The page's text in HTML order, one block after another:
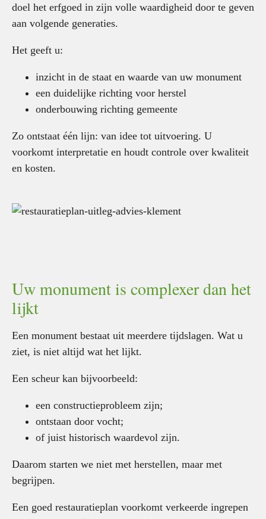
doel het erfgoed in zijn volle waardigheid door te geven
aan volgende generaties.
Het geeft u:
inzicht in de staat en waarde van uw monument
een duidelijke richting voor herstel
onderbouwing richting gemeente
Zo ontstaat één lijn: van idee tot uitvoering. U
voorkomt interpretatie en houdt controle over kwaliteit
en kosten.
Uw monument is complexer dan het
lijkt
Een monument bestaat uit meerdere tijdslagen. Wat u
ziet, is niet altijd wat het lijkt.
Een scheur kan bijvoorbeeld:
een constructieprobleem zijn;
ontstaan door vocht;
of juist historisch waardevol zijn.
Daarom starten we niet met herstellen, maar met
begrijpen.
Een goed restauratieplan voorkomt verkeerde ingrepen